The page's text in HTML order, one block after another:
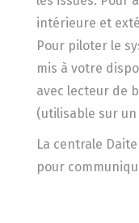
intérieure et
Pour piloter le
mis à votre
avec lecteur de
(utilisable sur
La centrale
pour